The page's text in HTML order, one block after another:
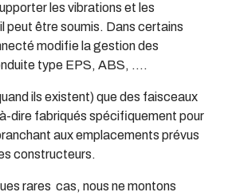
les vibrations et les
peut être soumis. Dans certains
modifie la gestion des
type EPS, ABS, ….
ils existent) que des faisceaux
dire fabriqués spécifiquement pour
aux emplacements prévus
constructeurs.
rares cas, nous ne montons